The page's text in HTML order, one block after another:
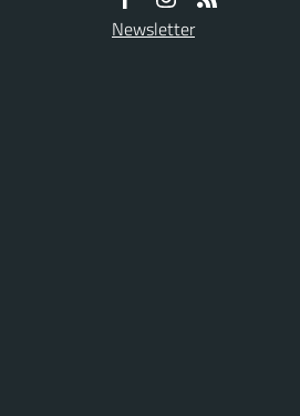
Newsletter